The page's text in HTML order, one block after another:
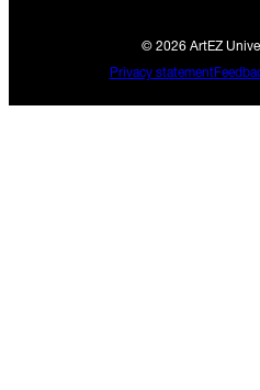
© 2026 ArtEZ
Privacy statement